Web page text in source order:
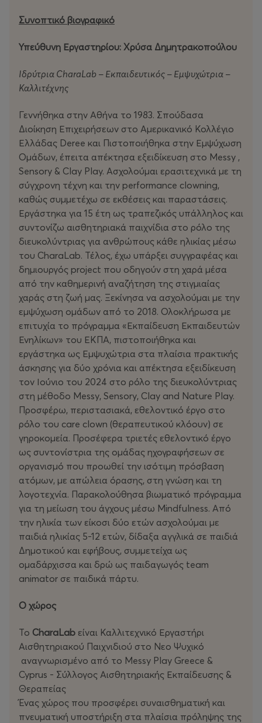
Συνοπτικό βιογραφικό
Υπεύθυνη Εργαστηρίου: Χρύσα Δημητρακοπούλου
Ιδρύτρια CharaLab – Εκπαιδευτικός – Εμψυχώτρια –
Καλλιτέχνης
Γεννήθηκα στην Αθήνα το 1983. Σπούδασα
Διοίκηση Επιχειρήσεων στο Αμερικανικό Κολλέγιο
Ελλάδας Deree και Πιστοποιήθηκα στην Εμψύχωση
Ομάδων, έπειτα απέκτησα εξειδίκευση στο Messy ,
Sensory & Clay Play. Ασχολούμαι ερασιτεχνικά με τη
σύγχρονη τέχνη και την performance clowning,
καθώς συμμετέχω σε εκθέσεις και παραστάσεις.
Εργάστηκα για 15 έτη ως τραπεζικός υπάλληλος και
συντονίζω αισθητηριακά παιχνίδια στο ρόλο της
διευκολύντριας για ανθρώπους κάθε ηλικίας μέσω
του CharaLab. Τέλος, έχω υπάρξει συγγραφέας και
δημιουργός project που οδηγούν στη χαρά μέσα
από την καθημερινή αναζήτηση της στιγμιαίας
χαράς στη ζωή μας. Ξεκίνησα να ασχολούμαι με την
εμψύχωση ομάδων από το 2018. Ολοκλήρωσα με
επιτυχία το πρόγραμμα «Εκπαίδευση Εκπαιδευτών
Ενηλίκων» του ΕΚΠΑ, πιστοποιήθηκα και
εργάστηκα ως Εμψυχώτρια στα πλαίσια πρακτικής
άσκησης για δύο χρόνια και απέκτησα εξειδίκευση
τον Ιούνιο του 2024 στο ρόλο της διευκολύντριας
στη μέθοδο Messy, Sensory, Clay and Nature Play.
Προσφέρω, περιστασιακά, εθελοντικό έργο στο
ρόλο του care clown (θεραπευτικού κλόουν) σε
γηροκομεία. Προσέφερα τριετές εθελοντικό έργο
ως συντονίστρια της ομάδας ηχογραφήσεων σε
οργανισμό που προωθεί την ισότιμη πρόσβαση
ατόμων, με απώλεια όρασης, στη γνώση και τη
λογοτεχνία. Παρακολούθησα βιωματικό πρόγραμμα
για τη μείωση του άγχους μέσω Mindfulness. Από
την ηλικία των είκοσι δύο ετών ασχολούμαι με
παιδιά ηλικίας 5-12 ετών, δίδαξα αγγλικά σε παιδιά
Δημοτικού και εφήβους, συμμετείχα ως
ομαδάρχισσα και δρώ ως παιδαγωγός team
animator σε παιδικά πάρτυ.
Ο χώρος
Το CharaLab είναι Καλλιτεχνικό Εργαστήρι
Αισθητηριακού Παιχνιδιού στο Νεο Ψυχικό
αναγνωρισμένο από το Messy Play Greece &
Cyprus - Σύλλογος Αισθητηριακής Εκπαίδευσης &
Θεραπείας
Ένας χώρος που προσφέρει συναισθηματική και
πνευματική υποστήριξη στα πλαίσια πρόληψης της